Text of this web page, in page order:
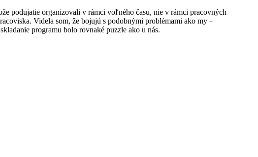
podujatie organizovali v rámci voľného času, nie v rámci pracovných
Videla som, že bojujú s podobnými problémami ako my –
programu bolo rovnaké puzzle ako u nás.